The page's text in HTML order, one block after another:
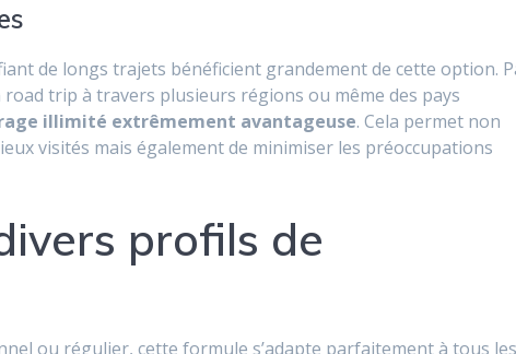
de longs trajets bénéficient grandement de cette option.
trip à travers plusieurs régions ou même des pays
illimité extrêmement avantageuse. Cela permet non
visités mais également de minimiser les préoccupations
profils de
ou régulier, cette formule s’adapte parfaitement à tous